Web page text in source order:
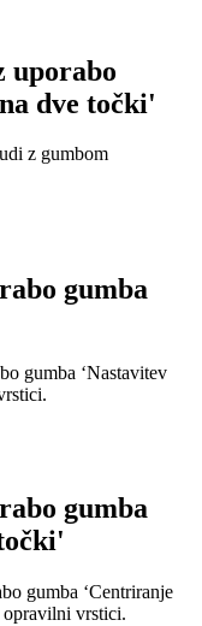
uporabo
dve točki'
z gumbom
gumba
gumba ‘Nastavitev
gumba
gumba ‘Centriranje
opravilni vrstici.